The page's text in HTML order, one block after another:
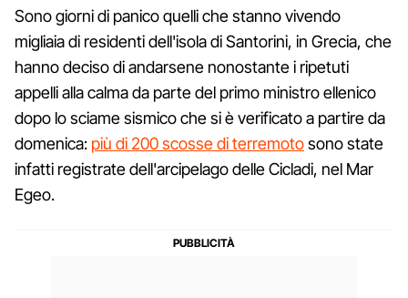
Sono giorni di panico quelli che stanno vivendo
migliaia di residenti dell'isola di Santorini, in Grecia, che
hanno deciso di andarsene nonostante i ripetuti
appelli alla calma da parte del primo ministro ellenico
dopo lo sciame sismico che si è verificato a partire da
domenica: più di 200 scosse di terremotosono state
infatti registrate dell'arcipelago delle Cicladi, nel Mar
Egeo.